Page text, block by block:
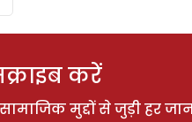
करें
मुद्दों से जुड़ी हर